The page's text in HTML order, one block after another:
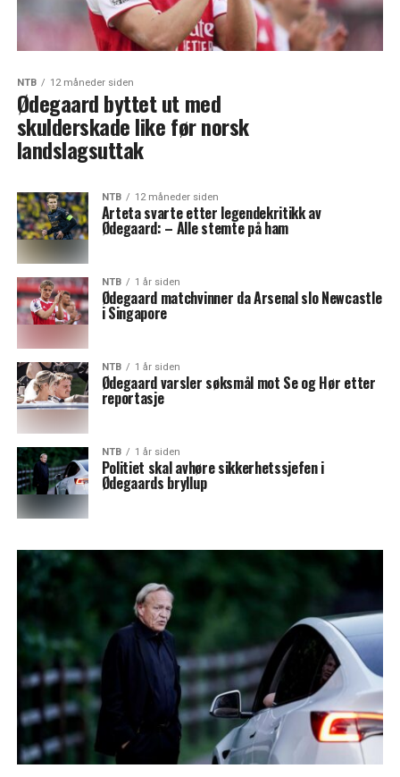
NTB 12 måneder siden
Ødegaard byttet ut med
skulderskade like før norsk
landslagsuttak
NTB 12 måneder siden
Arteta svarte etter legendekritikk av
Ødegaard: – Alle stemte på ham
NTB 1 år siden
Ødegaard matchvinner da Arsenal slo Newcastle
i Singapore
NTB 1 år siden
Ødegaard varsler søksmål mot Se og Hør etter
reportasje
NTB 1 år siden
Politiet skal avhøre sikkerhetssjefen i
Ødegaards bryllup